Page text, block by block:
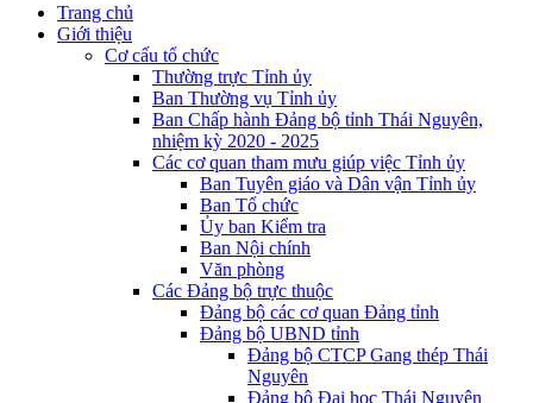
Trang chủ
Giới thiệu
Cơ cấu tổ chức
Thường trực Tỉnh ủy
Ban Thường vụ Tỉnh ủy
Ban Chấp hành Đảng bộ tỉnh Thái Nguyên,
nhiệm kỳ 2020 - 2025
Các cơ quan tham mưu giúp việc Tỉnh ủy
Ban Tuyên giáo và Dân vận Tỉnh ủy
Ban Tổ chức
Ủy ban Kiểm tra
Ban Nội chính
Văn phòng
Các Đảng bộ trực thuộc
Đảng bộ các cơ quan Đảng tỉnh
Đảng bộ UBND tỉnh
Đảng bộ CTCP Gang thép Thái
Nguyên
Đảng bộ Đại học Thái Nguyên